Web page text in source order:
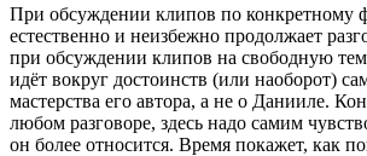
При обсуждении клипов по конкретному
естественно и неизбежно продолжает
при обсуждении клипов на свободную
идёт вокруг достоинств (или наоборот)
мастерства его автора, а не о Данииле.
любом разговоре, здесь надо самим
он более относится. Время покажет, как